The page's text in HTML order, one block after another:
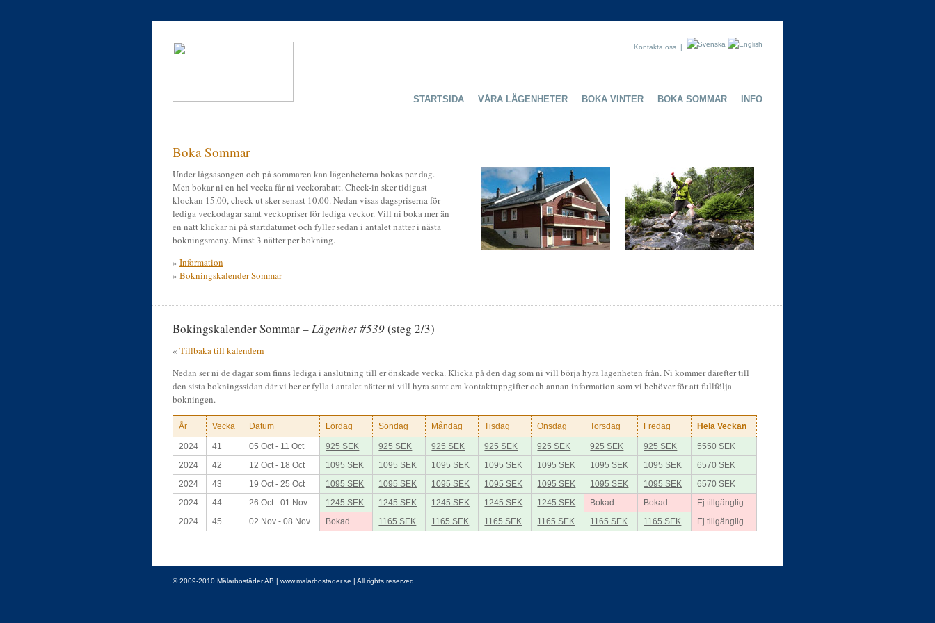
Kontakta oss |
STARTSIDA VÅRA LÄGENHETER BOKA VINTER BOKA SOMMAR INFO
Boka Sommar
Under lågsäsongen och på sommaren kan lägenheterna bokas per dag.
Men bokar ni en hel vecka får ni veckorabatt. Check-in sker tidigast
klockan 15.00, check-ut sker senast 10.00. Nedan visas dagspriserna för
lediga veckodagar samt veckopriser för lediga veckor. Vill ni boka mer än
en natt klickar ni på startdatumet och fyller sedan i antalet nätter i nästa
bokningsmeny. Minst 3 nätter per bokning.
» Information
» Bokningskalender Sommar
Bokingskalender Sommar –Lägenhet #539(steg 2/3)
« Tillbaka till kalendern
Nedan ser ni de dagar som finns lediga i anslutning till er önskade vecka. Klicka på den dag som ni vill börja hyra lägenheten från. Ni kommer därefter till
den sista bokningssidan där vi ber er fylla i antalet nätter ni vill hyra samt era kontaktuppgifter och annan information som vi behöver för att fullfölja
bokningen.
År Vecka Datum Lördag Söndag Måndag Tisdag Onsdag Torsdag Fredag Hela Veckan
2024 41 05 Oct - 11 Oct 925 SEK 925 SEK 925 SEK 925 SEK 925 SEK 925 SEK 925 SEK
5550 SEK
2024
42 12 Oct - 18 Oct 1095 SEK 1095 SEK 1095 SEK 1095 SEK 1095 SEK 1095 SEK 1095 SEK
6570 SEK
2024
43 19 Oct - 25 Oct 1095 SEK 1095 SEK 1095 SEK 1095 SEK 1095 SEK 1095 SEK 1095 SEK
6570 SEK
2024
44 26 Oct - 01 Nov 1245 SEK 1245 SEK 1245 SEK 1245 SEK 1245 SEK Bokad Bokad
Ej tillgänglig
2024
45 02 Nov - 08 Nov Bokad 1165 SEK 1165 SEK 1165 SEK 1165 SEK 1165 SEK 1165 SEK Ej tillgänglig
© 2009-2010 Mälarbostäder AB | www.malarbostader.se | All rights reserved.